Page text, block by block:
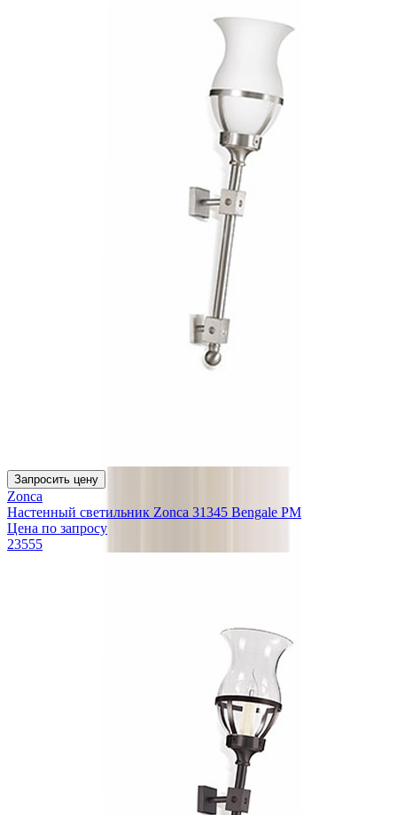
Запросить цену
Zonca
Настенный светильник Zonca 31345 Bengale PM
Цена по запросу
23555